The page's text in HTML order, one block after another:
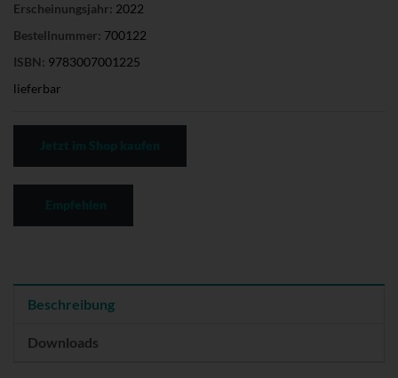
Erscheinungsjahr: 2022
Bestellnummer: 700122
ISBN: 9783007001225
lieferbar
Beschreibung
Downloads